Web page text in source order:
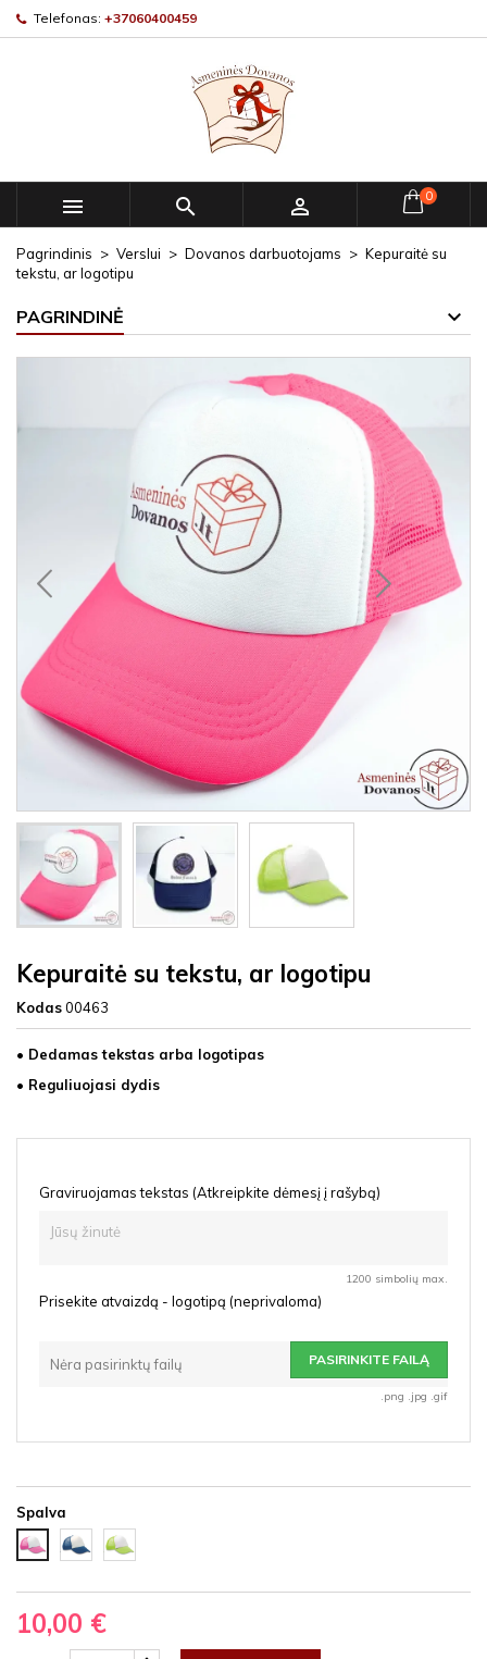
Telefonas: +37060400459
   0
Pagrindinis Verslui Dovanos darbuotojams
Kepuraitė su
tekstu, ar logotipu
PAGRINDINĖ
Kepuraitė su tekstu, ar logotipu
Kodas00463
• Dedamas tekstas arba logotipas
• Reguliuojasi dydis
Graviruojamas tekstas (Atkreipkite dėmesį į rašybą)
1200 simbolių max.
Prisekite atvaizdą - logotipą (neprivaloma)
Nėra pasirinktų failų PASIRINKITE FAILĄ
.png .jpg .gif
Spalva
Purpurinis
neonas
Jūros
mėlyna
Žalias
neonas
10,00 €